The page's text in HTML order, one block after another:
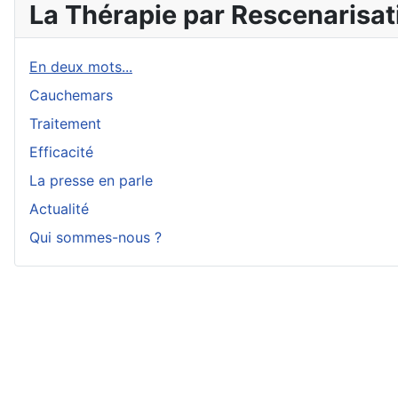
La Thérapie par
En deux mots...
Cauchemars
Traitement
Efficacité
La presse en parle
Actualité
Qui sommes-nous ?